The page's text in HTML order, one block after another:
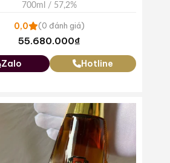
700ml / 57,2%
0,0 (0 đánh giá)
55.680.000₫
Zalo Hotline